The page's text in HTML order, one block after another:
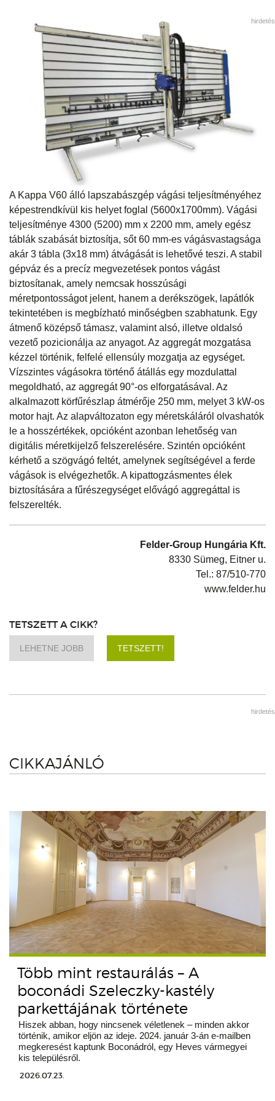
hirdetés
A Kappa V60 álló lapszabászgép vágási teljesítményéhez
képestrendkívül kis helyet foglal (5600x1700mm). Vágási
teljesítménye 4300 (5200) mm x 2200 mm, amely egész
táblák szabását biztosítja, sőt 60 mm-es vágásvastagsága
akár 3 tábla (3x18 mm) átvágását is lehetővé teszi. A stabil
gépváz és a precíz megvezetések pontos vágást
biztosítanak, amely nemcsak hosszúsági
méretpontosságot jelent, hanem a derékszögek, lapátlók
tekintetében is megbízható minőségben szabhatunk. Egy
átmenő középső támasz, valamint alsó, illetve oldalsó
vezető pozicionálja az anyagot. Az aggregát mozgatása
kézzel történik, felfelé ellensúly mozgatja az egységet.
Vízszintes vágásokra történő átállás egy mozdulattal
megoldható, az aggregát 90°-os elforgatásával. Az
alkalmazott körfűrészlap átmérője 250 mm, melyet 3 kW-os
motor hajt. Az alapváltozaton egy méretskáláról olvashatók
le a hosszértékek, opcióként azonban lehetőség van
digitális méretkijelző felszerelésére. Szintén opcióként
kérhető a szögvágó feltét, amelynek segítségével a ferde
vágások is elvégezhetők. A kipattogzásmentes élek
biztosítására a fűrészegységet elővágó aggregáttal is
felszerelték.
Felder-Group Hungária Kft.
8330 Sümeg, Eitner u.
Tel.: 87/510-770
www.felder.hu
TETSZETT A CIKK?
LEHETNE JOBB TETSZETT!
hirdetés
CIKKAJÁNLÓ
Több mint restaurálás – A
boconádi Szeleczky-kastély
parkettájának története
Hiszek abban, hogy nincsenek véletlenek – minden akkor
történik, amikor eljön az ideje. 2024. január 3-án e-mailben
megkeresést kaptunk Boconádról, egy Heves vármegyei
kis településről.
2026.07.23.